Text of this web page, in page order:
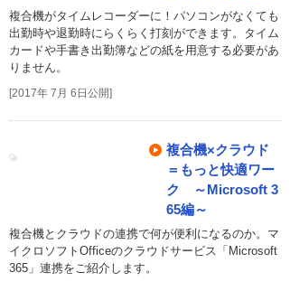
複合機がタイムレコーダーに！パソコンがなくても
出勤時や退勤時にらくらく打刻ができます。タイム
カードや手書き出勤簿などの紙を用意する必要があ
りません。
[2017年 7月 6日公開]
複合機×クラウド
＝もっと快適ワー
ク ～Microsoft 3
65編～
複合機とクラウドの連携で何が便利になるのか。マ
イクロソフトOfficeのクラウドサービス「Microsoft
365」連携をご紹介します。